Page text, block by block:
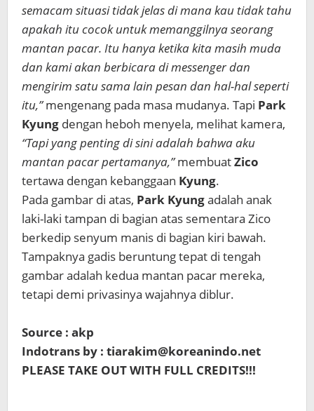
semacam situasi tidak jelasdi mana kau tidak tahu
apakah itucocok untuk memanggilnyaseorang
mantan pacar. Itu hanyaketika kitamasih muda
dan kamiakan berbicaradi messengerdan
mengirim satu sama lain pesan dan hal-hal seperti
itu,”mengenang pada masa mudanya. Tapi Park
Kyung dengan heboh menyela, melihat kamera,
“Tapi yang pentingdi siniadalah bahwa aku
mantan pacarpertamanya,” membuatZico
tertawa dengan kebanggaan Kyung.
Pada gambar di atas, Park Kyungadalah anak
laki-laki tampan di bagian atas sementara Zico
berkedip senyum manis di bagian kiri bawah.
Tampaknya gadis beruntungtepat di tengah
gambaradalah kedua mantan pacar mereka,
tetapi demi privasinya wajahnya diblur.
Source : akp
Indotrans by : tiarakim@koreanindo.net
PLEASE TAKE OUT WITH FULL CREDITS!!!